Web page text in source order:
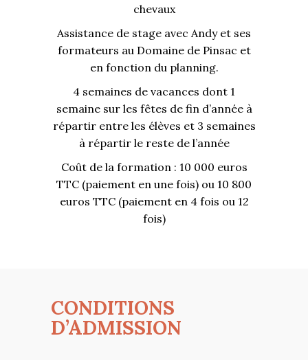
chevaux
Assistance de stage avec Andy et ses
formateurs au Domaine de Pinsac et
en fonction du planning.
4 semaines de vacances dont 1
semaine sur les fêtes de fin d’année à
répartir entre les élèves et 3 semaines
à répartir le reste de l’année
Coût de la formation : 10 000 euros
TTC (paiement en une fois) ou 10 800
euros TTC (paiement en 4 fois ou 12
fois)
CONDITIONS
D’ADMISSION